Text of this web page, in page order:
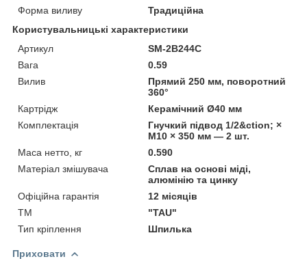
Форма виливу
Традиційна
Користувальницькі характеристики
Артикул
SM-2B244C
Вага
0.59
Вилив
Прямий 250 мм, поворотний
360°
Картрідж
Керамічний Ø40 мм
Комплектація
Гнучкий підвод 1/2&ction; ×
M10 × 350 мм — 2 шт.
Маса нетто, кг
0.590
Матеріал змішувача
Сплав на основі міді,
алюмінію та цинку
Офіційна гарантія
12 місяців
ТМ
"TAU"
Тип кріплення
Шпилька
Приховати